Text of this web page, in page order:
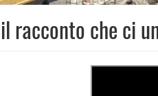
racconto che ci